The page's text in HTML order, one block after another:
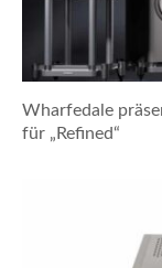
Wharfedale
für „Refined“